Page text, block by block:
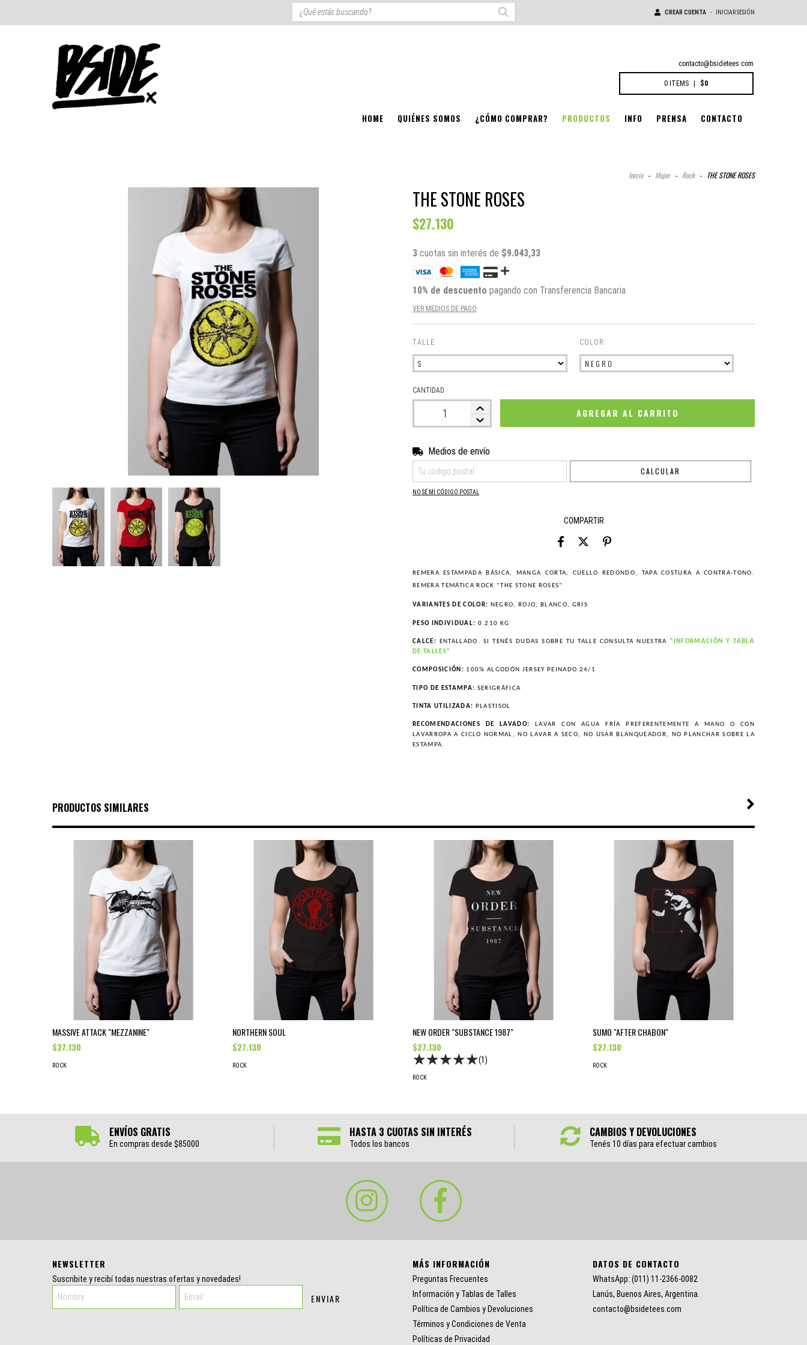
CREAR CUENTA - INICIAR SESIÓN
contacto@bsidetees.com
0ITEMS | $0
HOME QUIÉNES SOMOS ¿CÓMO COMPRAR? PRODUCTOS INFO PRENSA CONTACTO
Inicio - Mujer - Rock - THE STONE ROSES
THE STONE ROSES
$27.130
3 cuotas sin interés de $9.043,33
10% de descuento pagando con Transferencia Bancaria
VER MEDIOS DE PAGO
TALLE: COLOR:
CANTIDAD
Entregas para el CP:
Medios de envío
CALCULAR
NO SÉ MI CÓDIGO POSTAL
COMPARTIR
REMERA ESTAMPADA BÁSICA, MANGA CORTA, CUELLO REDONDO, TAPA COSTURA A CONTRA-TONO.
REMERA TEMÁTICA ROCK “THE STONE ROSES”
VARIANTES DE COLOR: NEGRO, ROJO, BLANCO, GRIS
PESO INDIVIDUAL: 0.210 KG
CALCE: ENTALLADO. SI TENÉS DUDAS SOBRE TU TALLE CONSULTA NUESTRA“INFORMACIÓN Y TABLA
DE TALLES”
COMPOSICIÓN: 100% ALGODÓN JERSEY PEINADO 24/1
TIPO DE ESTAMPA: SERIGRÁFICA
TINTA UTILIZADA: PLASTISOL
RECOMENDACIONES DE LAVADO:
LAVAR CON AGUA FRÍA PREFERENTEMENTE A MANO O CON
LAVARROPA A CICLO NORMAL, NO LAVAR A SECO, NO USAR BLANQUEADOR, NO PLANCHAR SOBRE LA
ESTAMPA.
PRODUCTOS SIMILARES
MASSIVE ATTACK "MEZZANINE"
$27.130
ROCK
NORTHERN SOUL
$27.130
ROCK
NEW ORDER "SUBSTANCE 1987"
$27.130
(1)
ROCK
SUMO "AFTER CHABON"
$27.130
ROCK
ENVÍOS GRATIS
En compras desde $85000
HASTA 3 CUOTAS SIN INTERÉS
Todos los bancos
CAMBIOS Y DEVOLUCIONES
Tenés 10 días para efectuar cambios
NEWSLETTER
Suscribite y recibí todas nuestras ofertas y novedades!
MÁS INFORMACIÓN
Preguntas Frecuentes
Información y Tablas de Talles
Política de Cambios y Devoluciones
Términos y Condiciones de Venta
Políticas de Privacidad
DATOS DE CONTACTO
WhatsApp: (011) 11-2366-0082
Lanús, Buenos Aires, Argentina.
contacto@bsidetees.com